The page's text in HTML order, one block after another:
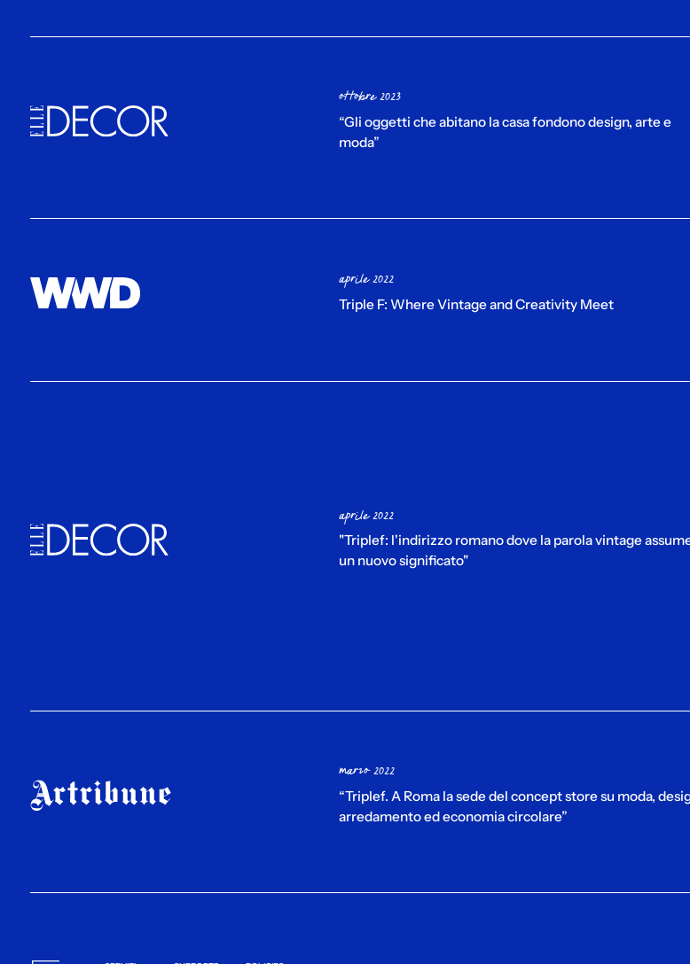
ottobre 2023
“Gli oggetti che abitano la casa fondono design, arte e
moda”
aprile 2022
Triple F: Where Vintage and Creativity Meet
aprile 2022
"Triplef: l'indirizzo romano dove la parola vintage
un nuovo significato"
marzo 2022
“Triplef. A Roma la sede del concept store su moda,
arredamento ed economia circolare”